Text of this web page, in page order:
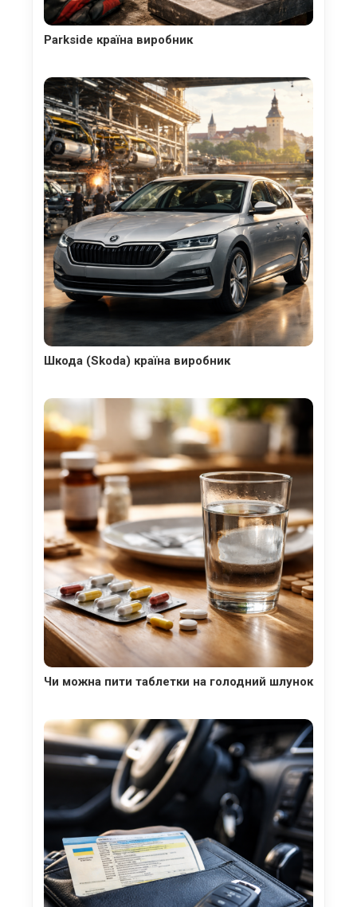
Parkside країна виробник
Шкода (Skoda) країна виробник
Чи можна пити таблетки на голодний шлунок